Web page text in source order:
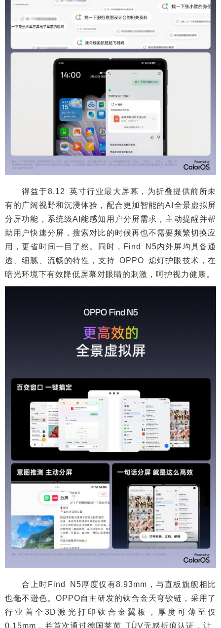
得益于8.12 英寸行业最大屏幕，为折叠提供前所未
有的广阔视野和沉浸体验，配合更加智能的AI全景虚拟屏
分屏功能，系统级AI能感知用户分屏需求，主动提醒并帮
助用户快速分屏，搜索对比的时候再也不需要频繁切换应
用，更省时间一目了然。同时，Find N5内外屏均具备通
透、细腻、流畅的特性，支持 OPPO 熄灯护眼技术，在
暗光环境下有效降低屏幕对眼睛的刺激，呵护视力健康。
合上时Find N5厚度仅有8.93mm，与直板旗舰相比
也毫不逊色。OPPO自主研发的钛合金天穹铰链，采用了
行业首个3D激光打印钛合金翼板，厚度可薄至仅
0.15mm，并首次通过德国莱茵 TÜV无感折痕认证，让